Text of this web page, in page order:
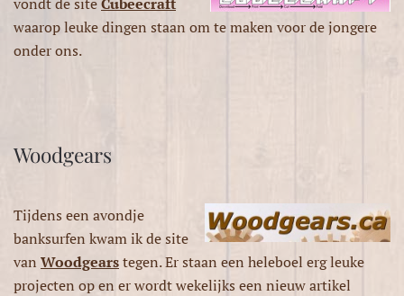
waarop leuke dingen staan om te maken voor de jongere
onder ons.
Woodgears
Tijdens een avondje
banksurfen kwam ik de site
van Woodgearstegen. Er staan een heleboel erg leuke
projecten op en er wordt wekelijks een nieuw artikel